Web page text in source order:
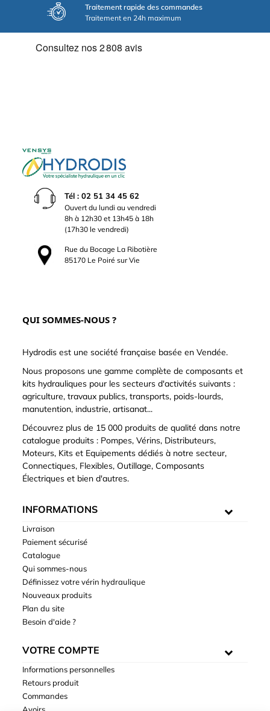
Traitement rapide des commandes
Traitement en 24h maximum
Tél : 02 51 34 45 62
Ouvert du lundi au vendredi
8h à 12h30 et 13h45 à 18h
(17h30 le vendredi)
Rue du Bocage La Ribotière
85170 Le Poiré sur Vie
QUI SOMMES-NOUS ?
Hydrodis est une société française basée en Vendée.
Nous proposons une gamme complète de composants et
kits hydrauliques pour les secteurs d'activités suivants :
agriculture, travaux publics, transports, poids-lourds,
manutention, industrie, artisanat...
Découvrez plus de 15 000 produits de qualité dans notre
catalogue produits : Pompes, Vérins, Distributeurs,
Moteurs, Kits et Equipements dédiés à notre secteur,
Connectiques, Flexibles, Outillage, Composants
Électriques et bien d'autres.
INFORMATIONS
Livraison
Paiement sécurisé
Catalogue
Qui sommes-nous
Définissez votre vérin hydraulique
Nouveaux produits
Plan du site
Besoin d'aide ?
VOTRE COMPTE
Informations personnelles
Retours produit
Commandes